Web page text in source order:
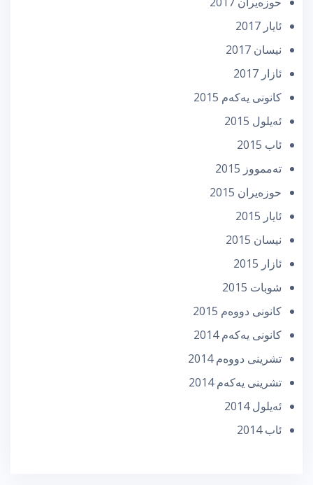
ئایار 2017
نیسان 2017
ئازار 2017
كانونی یه‌كه‌م 2015
ئه‌یلول 2015
ئاب 2015
تەممووز 2015
حوزه‌یران 2015
ئایار 2015
نیسان 2015
ئازار 2015
شوبات 2015
كانونی دووه‌م 2015
كانونی یه‌كه‌م 2014
تشرینی دووه‌م 2014
تشرینی یه‌كه‌م 2014
ئه‌یلول 2014
ئاب 2014